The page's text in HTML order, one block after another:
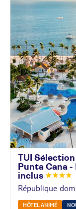
TUI
Punta Cana -
inclus
République
HÔTEL ANIMÉ